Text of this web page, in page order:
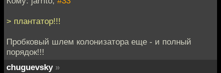
> плантатор!!!
Пробковый шлем колонизатора еще - и полный
порядок!!!
chuguevsky »